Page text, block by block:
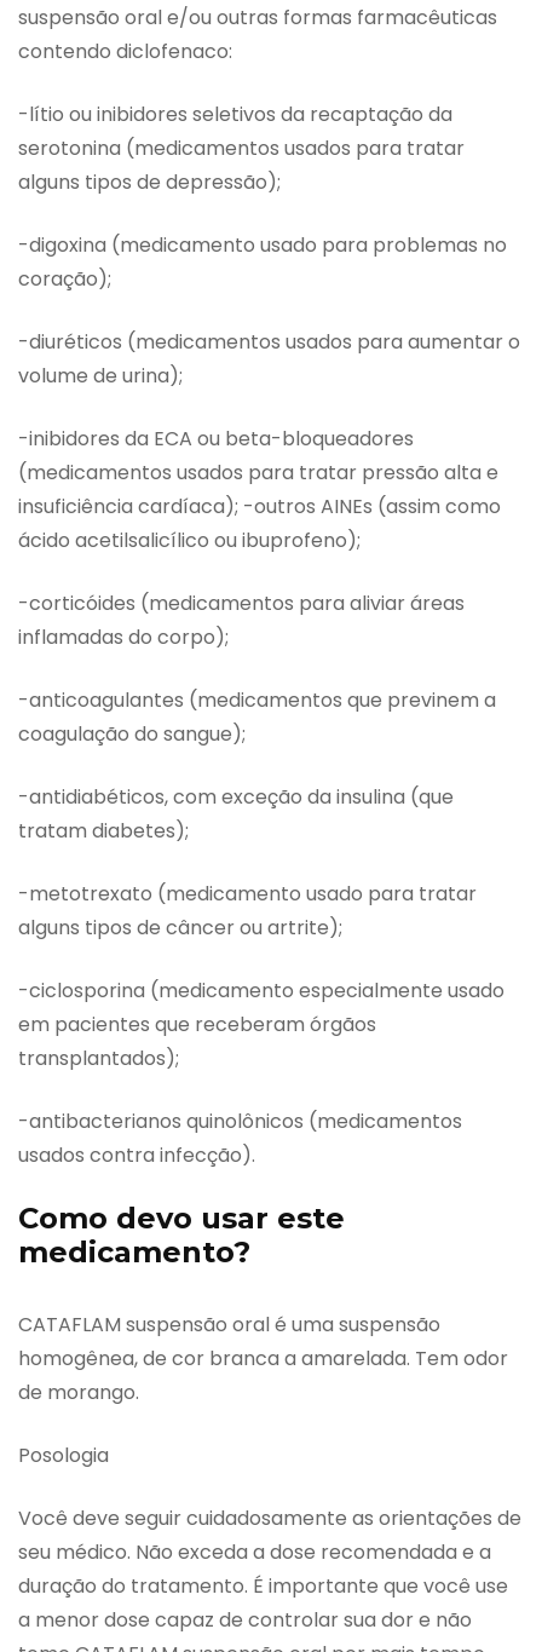
suspensão oral e/ou outras formas farmacêuticas
contendo diclofenaco:
-lítio ou inibidores seletivos da recaptação da
serotonina (medicamentos usados para tratar
alguns tipos de depressão);
-digoxina (medicamento usado para problemas no
coração);
-diuréticos (medicamentos usados para aumentar o
volume de urina);
-inibidores da ECA ou beta-bloqueadores
(medicamentos usados para tratar pressão alta e
insuficiência cardíaca); -outros AINEs (assim como
ácido acetilsalicílico ou ibuprofeno);
-corticóides (medicamentos para aliviar áreas
inflamadas do corpo);
-anticoagulantes (medicamentos que previnem a
coagulação do sangue);
-antidiabéticos, com exceção da insulina (que
tratam diabetes);
-metotrexato (medicamento usado para tratar
alguns tipos de câncer ou artrite);
-ciclosporina (medicamento especialmente usado
em pacientes que receberam órgãos
transplantados);
-antibacterianos quinolônicos (medicamentos
usados contra infecção).
Como devo usar este
medicamento?
CATAFLAM suspensão oral é uma suspensão
homogênea, de cor branca a amarelada. Tem odor
de morango.
Posologia
Você deve seguir cuidadosamente as orientações de
seu médico. Não exceda a dose recomendada e a
duração do tratamento. É importante que você use
a menor dose capaz de controlar sua dor e não